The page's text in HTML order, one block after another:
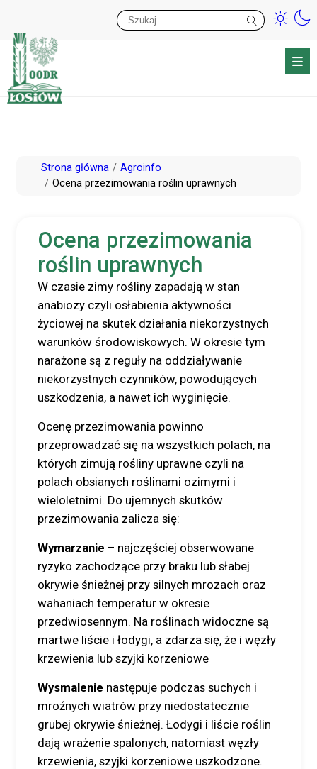
PrzejdźStrona główna
Agroinfo
Ocena przezimowania roślin uprawnych
Ocena przezimowania
roślin uprawnych
W czasie zimy rośliny zapadają w stan
anabiozy czyli osłabienia aktywności
życiowej na skutek działania niekorzystnych
warunków środowiskowych. W okresie tym
narażone są z reguły na oddziaływanie
niekorzystnych czynników, powodujących
uszkodzenia, a nawet ich wyginięcie.
Ocenę przezimowania powinno
przeprowadzać się na wszystkich polach, na
których zimują rośliny uprawne czyli na
polach obsianych roślinami ozimymi i
wieloletnimi. Do ujemnych skutków
przezimowania zalicza się:
Wymarzanie – najczęściej obserwowane
ryzyko zachodzące przy braku lub słabej
okrywie śnieżnej przy silnych mrozach oraz
wahaniach temperatur w okresie
przedwiosennym. Na roślinach widoczne są
martwe liście i łodygi, a zdarza się, że i węzły
krzewienia lub szyjki korzeniowe
Wysmalenie następuje podczas suchych i
mroźnych wiatrów przy niedostatecznie
grubej okrywie śnieżnej. Łodygi i liście roślin
dają wrażenie spalonych, natomiast węzły
krzewienia, szyjki korzeniowe uszkodzone.